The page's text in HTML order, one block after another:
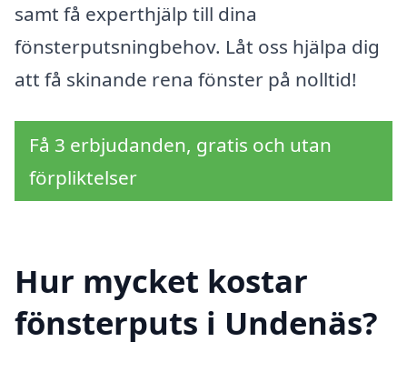
samt få experthjälp till dina
fönsterputsningbehov. Låt oss hjälpa dig
att få skinande rena fönster på nolltid!
Få 3 erbjudanden, gratis och utan
förpliktelser
Hur mycket kostar
fönsterputs i Undenäs?